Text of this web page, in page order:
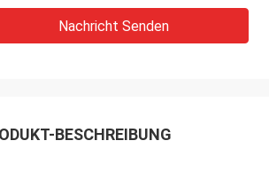
Nachricht Senden
BESCHREIBUNG